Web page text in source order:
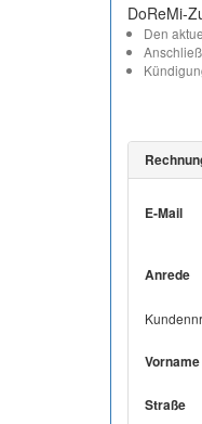
DoReMi-
Den
E-Mail
Anrede
Vorname
Straße